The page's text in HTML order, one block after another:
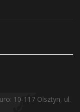
10-117 Olsztyn, ul.